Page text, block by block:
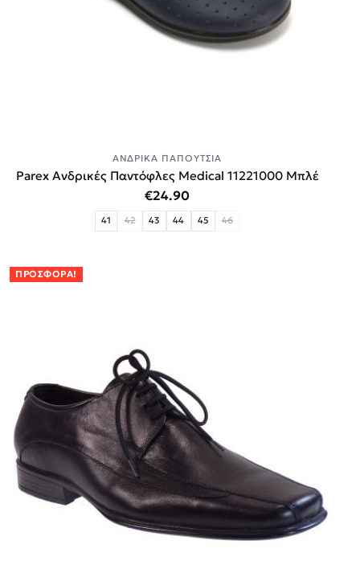
ΑΝΔΡΙΚΆ ΠΑΠΟΎΤΣΙΑ
Parex Ανδρικές Παντόφλες Medical 11221000 Μπλέ
€24.90
41 42 43 44 45 46
ΠΡΟΣΦΟΡΆ!